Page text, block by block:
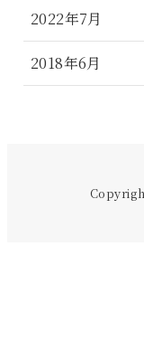
2022年7月
2018年6月